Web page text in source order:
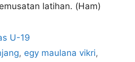
latihan. (Ham)
U-19
, egy maulana vikri,